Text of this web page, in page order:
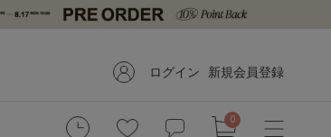
ログイン 新規会員登録
0